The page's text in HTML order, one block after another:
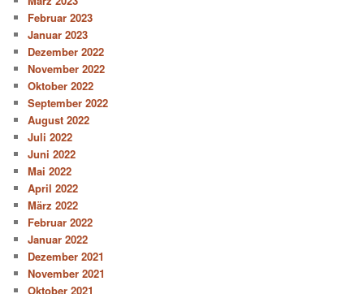
Februar 2023
Januar 2023
Dezember 2022
November 2022
Oktober 2022
September 2022
August 2022
Juli 2022
Juni 2022
Mai 2022
April 2022
März 2022
Februar 2022
Januar 2022
Dezember 2021
November 2021
Oktober 2021